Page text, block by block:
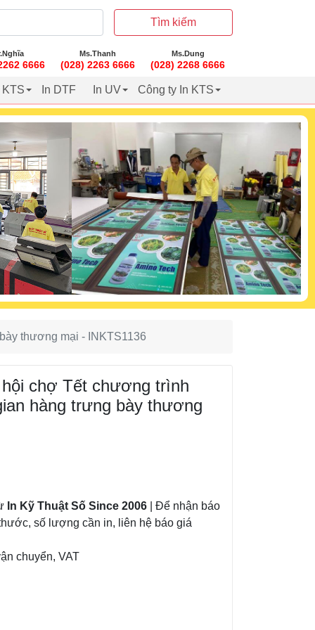
Tìm kiếm
6666
Ms.Thanh
(028) 2263 6666
Ms.Dung
(028) 2268 6666
KTS In DTF In UV Công ty In KTS
thương mại - INKTS1136
chợ Tết chương trình
hàng trưng bày thương
In Kỹ Thuật Số Since 2006 | Để nhận báo
số lượng cần in, liên hệ báo giá
chuyển, VAT